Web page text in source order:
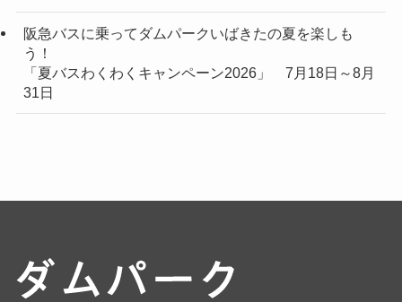
阪急バスに乗ってダムパークいばきたの夏を楽しも
う！
「夏バスわくわくキャンペーン2026」 7月18日～8月
31日